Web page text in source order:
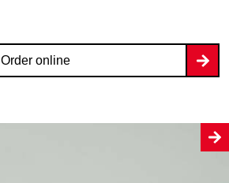
Order online